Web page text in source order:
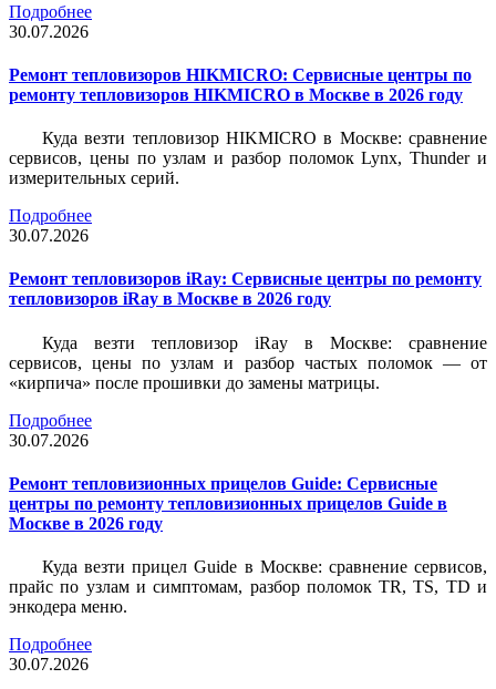
Подробнее
30.07.2026
Ремонт тепловизоров HIKMICRO: Сервисные центры по
ремонту тепловизоров HIKMICRO в Москве в 2026 году
Куда везти тепловизор HIKMICRO в Москве: сравнение
сервисов, цены по узлам и разбор поломок Lynx, Thunder и
измерительных серий.
Подробнее
30.07.2026
Ремонт тепловизоров iRay: Сервисные центры по ремонту
тепловизоров iRay в Москве в 2026 году
Куда везти тепловизор iRay в Москве: сравнение
сервисов, цены по узлам и разбор частых поломок — от
«кирпича» после прошивки до замены матрицы.
Подробнее
30.07.2026
Ремонт тепловизионных прицелов Guide: Сервисные
центры по ремонту тепловизионных прицелов Guide в
Москве в 2026 году
Куда везти прицел Guide в Москве: сравнение сервисов,
прайс по узлам и симптомам, разбор поломок TR, TS, TD и
энкодера меню.
Подробнее
30.07.2026